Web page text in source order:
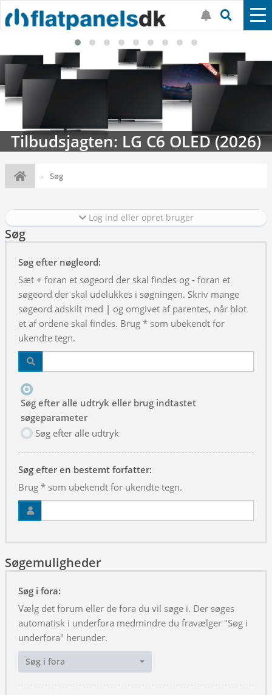
Tilbudsjagten: LG C6 OLED (2026)
Søg
Log ind eller opret bruger
Søg
Søg efter nøgleord:
Sæt + foran et søgeord der skal findes og - foran et
søgeord der skal udelukkes i søgningen. Skriv mange
søgeord adskilt med | og omgivet af parentes, når blot
et af ordene skal findes. Brug * som ubekendt for
ukendte tegn.
Søg efter alle udtryk eller brug indtastet
søgeparameter
Søg efter alle udtryk
Søg efter en bestemt forfatter:
Brug * som ubekendt for ukendte tegn.
Søgemuligheder
Søg i fora:
Vælg det forum eller de fora du vil søge i. Der søges
automatisk i underfora medmindre du fravælger "Søg i
underfora" herunder.
Søg i fora